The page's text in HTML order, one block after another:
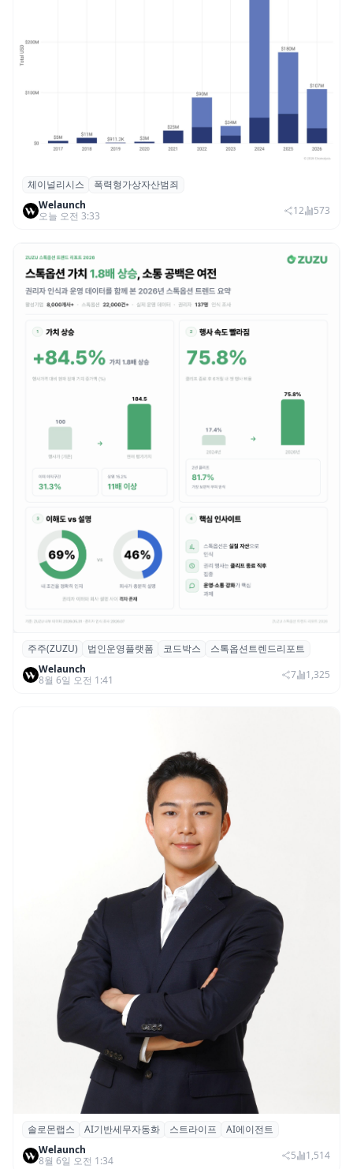
체이널리시스 “가상자산 보유자 대상 폭력
범죄 증가…상반기 탈취액 3000만 달러 돌파
체이널리시스
폭력형가상자산범죄
Welaunch
오늘 오전 3:33
12 573
스톡옵션 취소율 2년 만에 18.2%→31.3%…
권리 발생 즉시 행사 비중도 급증
주주(ZUZU) 법인운영플랫폼 코드박스
스톡옵션트렌드리포트
Welaunch
8월 6일 오전 1:41
7 1,325
솔로몬랩스, 스트라이프 출신 이창헌 영입…
절세 전략 AI 에이전트 개발 본격화
솔로몬랩스 AI기반세무자동화 스트라이프
AI에이전트
Welaunch
8월 6일 오전 1:34
5 1,514